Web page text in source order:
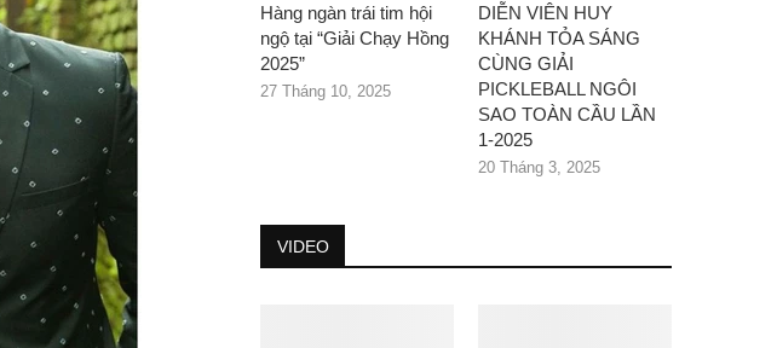
Hàng ngàn trái tim hội
ngộ tại “Giải Chạy Hồng
2025”
27 Tháng 10, 2025
DIỄN VIÊN HUY
KHÁNH TỎA SÁNG
CÙNG GIẢI
PICKLEBALL NGÔI
SAO TOÀN CẦU LẦN
1-2025
20 Tháng 3, 2025
VIDEO